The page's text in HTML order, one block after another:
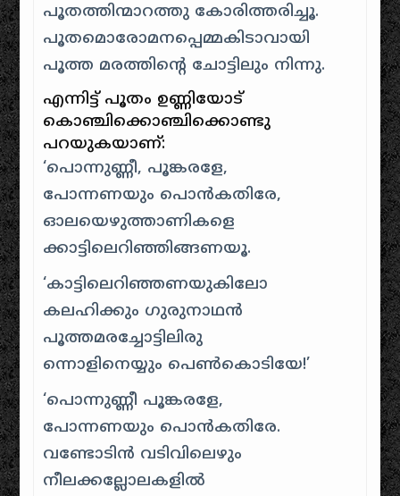
പൂതത്തിന്മാറത്തു കോരിത്തരിച്ചൂ.
പൂതമൊരോമനപ്പെമ്മകിടാവായി
പൂത്ത മരത്തിന്റെ ചോട്ടിലും നിന്നു.
എന്നിട്ട്‌ പൂതം ഉണ്ണിയോട്‌
കൊഞ്ചിക്കൊഞ്ചിക്കൊണ്ടു
പറയുകയാണ്‌:
‘പൊന്നുണ്ണീ, പൂങ്കരളേ,
പോന്നണയും പൊന്‍കതിരേ,
ഓലയെഴുത്താണികളെ
ക്കാട്ടിലെറിഞ്ഞിങ്ങണയൂ.
‘കാട്ടിലെറിഞ്ഞണയുകിലോ
കലഹിക്കും ഗുരുനാഥന്‍
പൂത്തമരച്ചോട്ടിലിരു
ന്നൊളിനെയ്യും പെണ്‍കൊടിയേ!’
‘പൊന്നുണ്ണീ പൂങ്കരളേ,
പോന്നണയും പൊന്‍കതിരേ.
വണ്ടോടിന്‍ വടിവിലെഴും
നീലക്കല്ലോലകളിൽ